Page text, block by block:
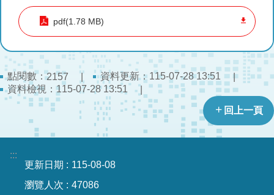
專
區
統
計
資
料
音
區
pdf(1.78 MB)
點閱數：2157 資料更新： 115-07-28 13:51
資料檢視： 115-07-28 13:51
回上一頁
:::
更新日期
115-08-08
瀏覽人次
47086